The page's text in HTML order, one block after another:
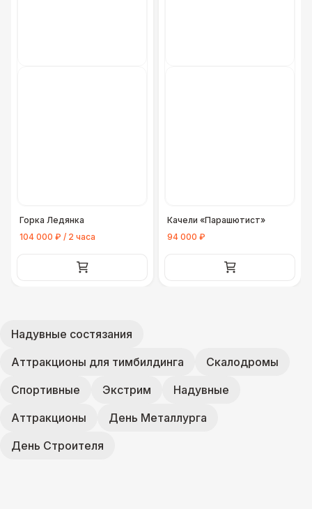
Горка Ледянка
104 000 ₽ / 2 часа
Качели «Парашютист»
94 000 ₽
Надувные состязания
Аттракционы для тимбилдинга
Скалодромы
Спортивные
Экстрим
Надувные
Аттракционы
День Металлурга
День Строителя